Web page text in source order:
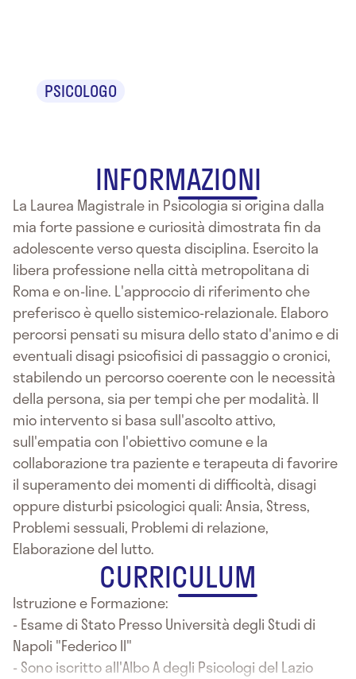
PSICOLOGO
INFORMAZIONI
La Laurea Magistrale in Psicologia si origina dalla
mia forte passione e curiosità dimostrata fin da
adolescente verso questa disciplina. Esercito la
libera professione nella città metropolitana di
Roma e on-line. L'approccio di riferimento che
preferisco è quello sistemico-relazionale. Elaboro
percorsi pensati su misura dello stato d'animo e di
eventuali disagi psicofisici di passaggio o cronici,
stabilendo un percorso coerente con le necessità
della persona, sia per tempi che per modalità. Il
mio intervento si basa sull'ascolto attivo,
sull'empatia con l'obiettivo comune e la
collaborazione tra paziente e terapeuta di favorire
il superamento dei momenti di difficoltà, disagi
oppure disturbi psicologici quali: Ansia, Stress,
Problemi sessuali, Problemi di relazione,
Elaborazione del lutto.
CURRICULUM
Istruzione e Formazione:
- Esame di Stato Presso Università degli Studi di
Napoli "Federico II"
- Sono iscritto all'Albo A degli Psicologi del Lazio